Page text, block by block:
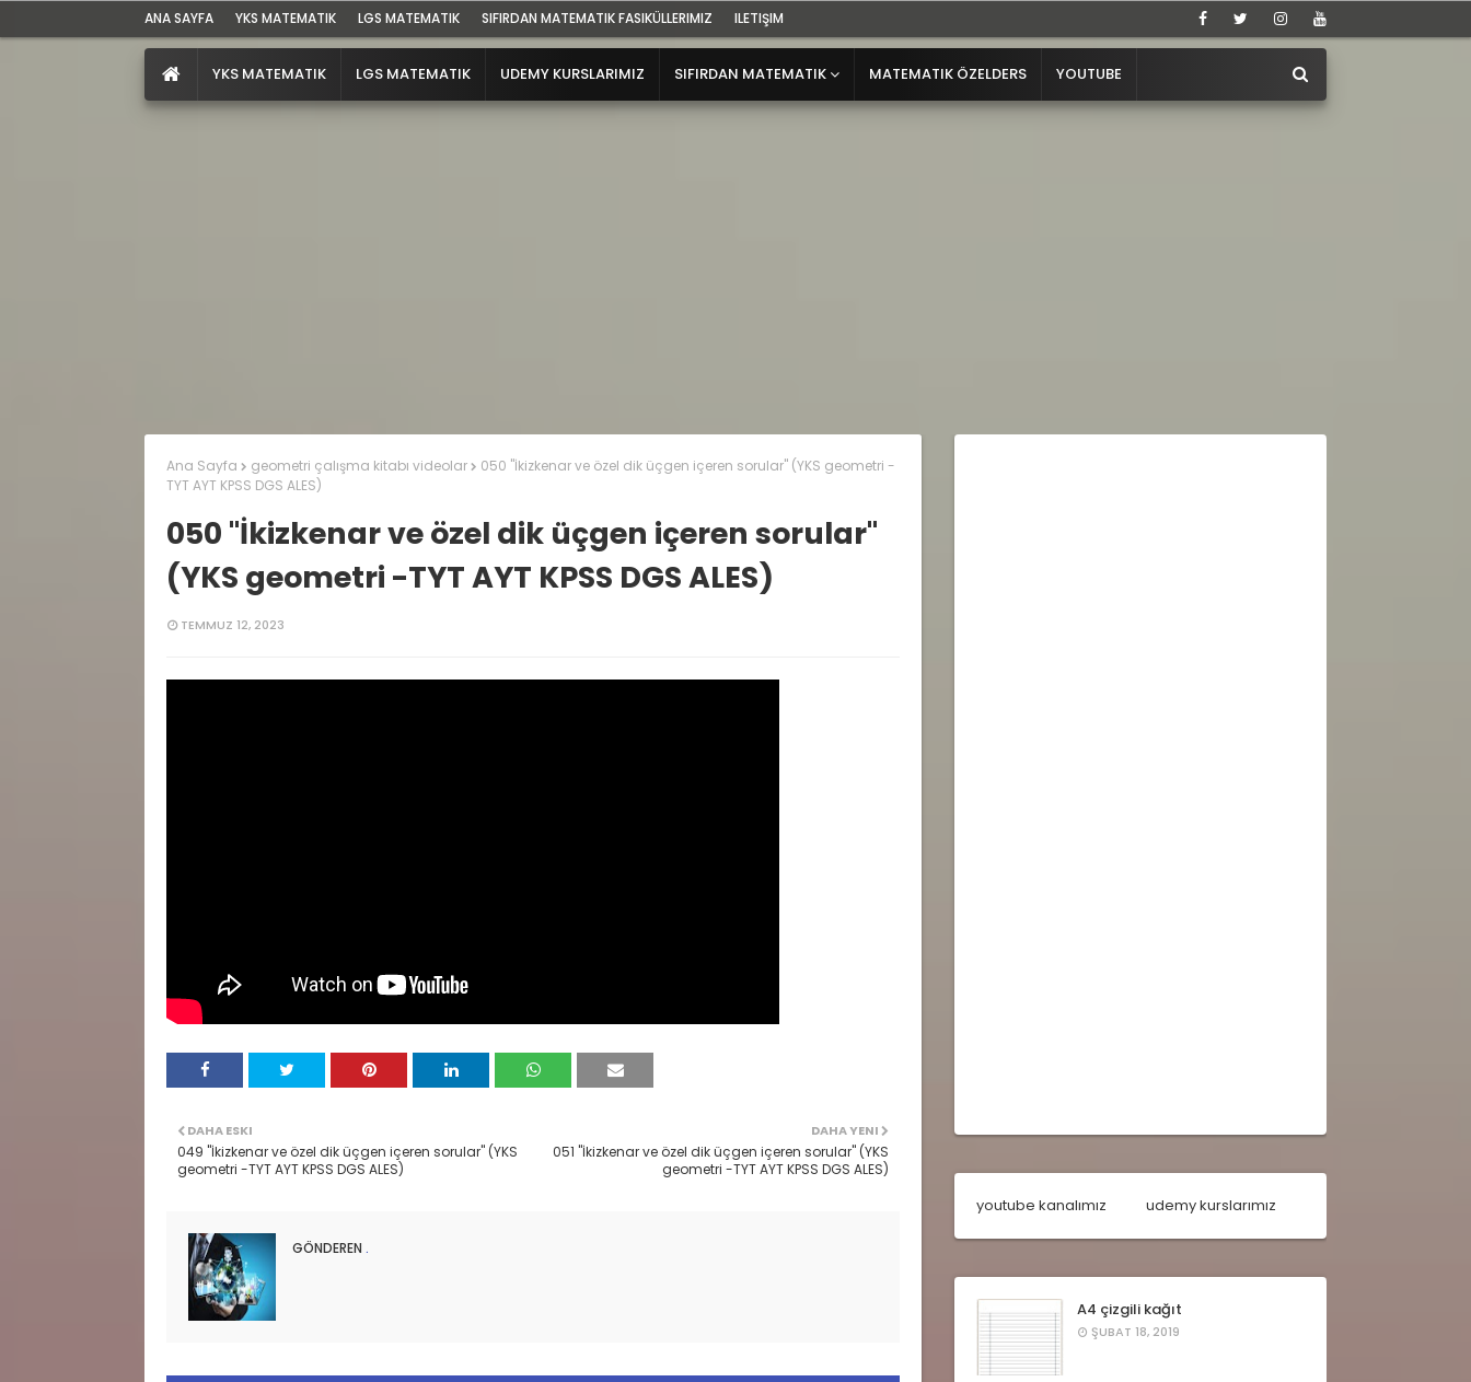
ANA SAYFA YKS MATEMATIK LGS MATEMATIK SIFIRDAN MATEMATIK FASIKÜLLERIMIZ ILETIŞIM
YKS MATEMATIK LGS MATEMATIK UDEMY KURSLARIMIZ SIFIRDAN MATEMATIK MATEMATIK ÖZELDERS YOUTUBE
Ana Sayfa geometri çalışma kitabı videolar
050 "İkizkenar ve özel dik üçgen içeren sorular" (YKS geometri -
TYT AYT KPSS DGS ALES)
050 "İkizkenar ve özel dik üçgen içeren sorular"
(YKS geometri -TYT AYT KPSS DGS ALES)
TEMMUZ 12, 2023
DAHA YENI
051 "İkizkenar ve özel dik üçgen içeren sorular" (YKS
geometri -TYT AYT KPSS DGS ALES)
DAHA ESKI
049 "İkizkenar ve özel dik üçgen içeren sorular" (YKS
geometri -TYT AYT KPSS DGS ALES)
GÖNDEREN .
youtube kanalımız udemy kurslarımız
A4 çizgili kağıt
ŞUBAT 18, 2019